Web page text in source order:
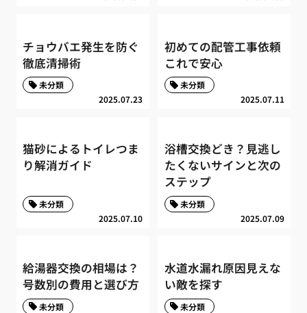
チョウバエ発生を防ぐ
徹底清掃術
2025.07.23
未分類
初めての配管工事依頼
これで安心
2025.07.11
未分類
猫砂によるトイレつま
り解消ガイド
2025.07.10
未分類
浴槽交換どき？見逃し
たくないサインと次の
ステップ
2025.07.09
未分類
給湯器交換の相場は？
号数別の費用と選び方
未分類
水道水漏れ原因見えな
い敵を探す
未分類